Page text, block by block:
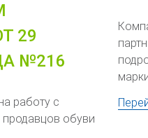
29
№216
работу с
обуви